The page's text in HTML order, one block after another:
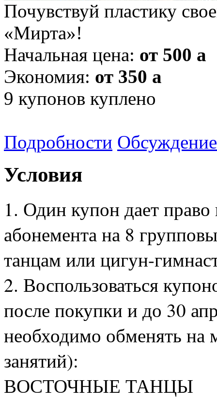
Почувствуй пластику
«Мирта»!
Начальная цена: от 500 a
Экономия: от 350 a
9 купонов куплено
Подробности Обсуждение
Условия
1. Один купон дает
абонемента на 8
танцам или цигун-
2. Воспользоваться
после покупки и до 30
необходимо обменять на
занятий):
ВОСТОЧНЫЕ ТАНЦЫ